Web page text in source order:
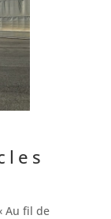
Au fil de